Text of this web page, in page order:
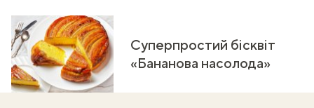
Суперпростий бісквіт
«Бананова насолода»